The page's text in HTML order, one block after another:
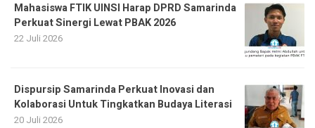
Mahasiswa FTIK UINSI Harap DPRD Samarinda
Perkuat Sinergi Lewat PBAK 2026
22 Juli 2026
Dispursip Samarinda Perkuat Inovasi dan
Kolaborasi Untuk Tingkatkan Budaya Literasi
20 Juli 2026